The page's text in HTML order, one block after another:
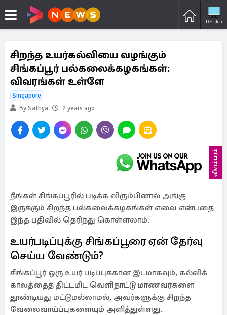
Desktop
சிறந்த உயர்கல்வியை வழங்கும்
சிங்கப்பூர் பல்கலைக்கழகங்கள்:
விவரங்கள் உள்ளே
Singapore
By Sathya
2 years ago
விளம்பரம்
நீங்கள் சிங்கப்பூரில் படிக்க விரும்பினால் அங்கு
இருக்கும் சிறந்த பல்கலைக்கழகங்கள் எவை என்பதை
இந்த பதிவில் தெரிந்து கொள்ளலாம்.
உயர்படிப்புக்கு சிங்கப்பூரை ஏன் தேர்வு
செய்ய வேண்டும்?
சிங்கப்பூர் ஒரு உயர் படிப்புக்கான இடமாகவும், கல்விக்
காலத்தைத் திட்டமிட வெளிநாட்டு மாணவர்களை
தூண்டியது மட்டுமல்லாமல், அவர்களுக்கு சிறந்த
வேலைவாய்ப்புகளையும் அளித்துள்ளது.